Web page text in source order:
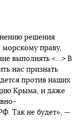
решения
праву,
выполнять <...> В
нас признать
против наших
Крыма, и даже
Так не будет», —